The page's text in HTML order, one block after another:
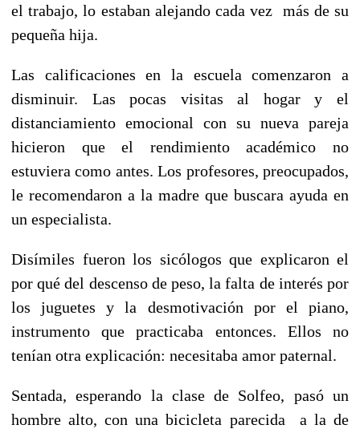
el trabajo, lo estaban alejando cada vez más de su
pequeña hija.
Las calificaciones en la escuela comenzaron a
disminuir. Las pocas visitas al hogar y el
distanciamiento emocional con su nueva pareja
hicieron que el rendimiento académico no
estuviera como antes. Los profesores, preocupados,
le recomendaron a la madre que buscara ayuda en
un especialista.
Disímiles fueron los sicólogos que explicaron el
por qué del descenso de peso, la falta de interés por
los juguetes y la desmotivación por el piano,
instrumento que practicaba entonces. Ellos no
tenían otra explicación: necesitaba amor paternal.
Sentada, esperando la clase de Solfeo, pasó un
hombre alto, con una bicicleta parecida a la de